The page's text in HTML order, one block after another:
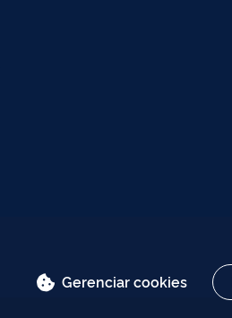
Gerenciar cookies